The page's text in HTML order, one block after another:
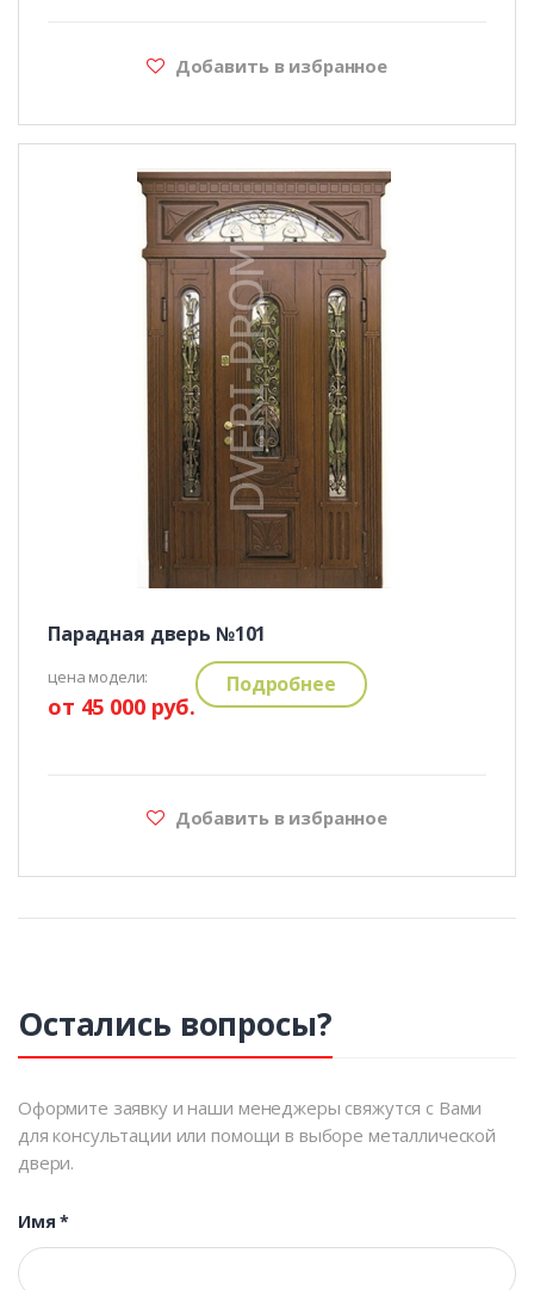
Добавить в избранное
Парадная дверь №101
цена модели:
от 45 000 руб.
Подробнее
Добавить в избранное
Остались вопросы?
Оформите заявку и наши менеджеры свяжутся с Вами
для консультации или помощи в выборе металлической
двери.
Имя*